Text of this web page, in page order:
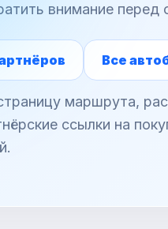
внимание перед
Все
маршрута,
ссылки на